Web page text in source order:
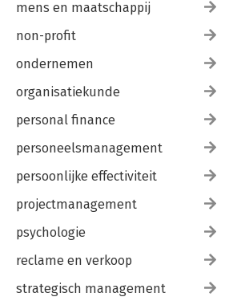
10.3 Het schrijfproces 384
10.4 Mondelinge presentatie 388
10.5 Overige presentatievormen 390
Register 396
mens en maatschappij
non-profit
ondernemen
organisatiekunde
personal finance
personeelsmanagement
persoonlijke effectiviteit
projectmanagement
psychologie
reclame en verkoop
strategisch management